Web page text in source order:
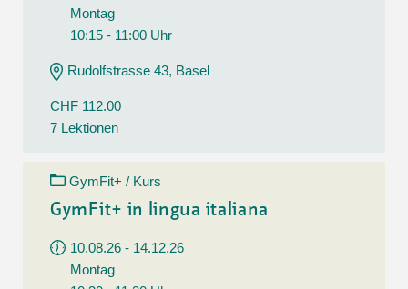
Montag
10:15 - 11:00 Uhr
Rudolfstrasse 43, Basel
CHF 112.00
7 Lektionen
GymFit+ / Kurs
GymFit+ in lingua italiana
10.08.26 - 14.12.26
Montag